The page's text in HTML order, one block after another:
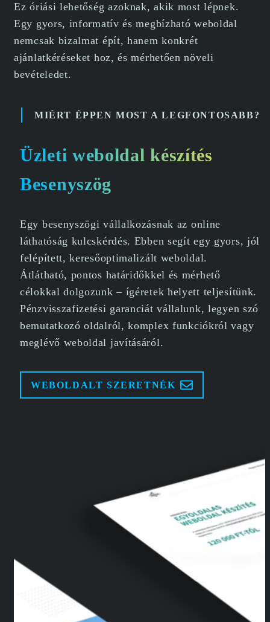
Ez óriási lehetőség azoknak, akik most lépnek.
Egy gyors, informatív és megbízható weboldal
nemcsak bizalmat épít, hanem konkrét
ajánlatkéréseket hoz, és mérhetően növeli
bevételedet.
MIÉRT ÉPPEN MOST A LEGFONTOSABB?
Üzleti weboldal készítés
Besenyszög
Egy besenyszögi vállalkozásnak az online
láthatóság kulcskérdés. Ebben segít egy gyors, jól
felépített, keresőoptimalizált weboldal.
Átlátható, pontos határidőkkel és mérhető
célokkal dolgozunk – ígéretek helyett teljesítünk.
Pénzvisszafizetési garanciát vállalunk, legyen szó
bemutatkozó oldalról, komplex funkciókról vagy
meglévő weboldal javításáról.
WEBOLDALT SZERETNÉK